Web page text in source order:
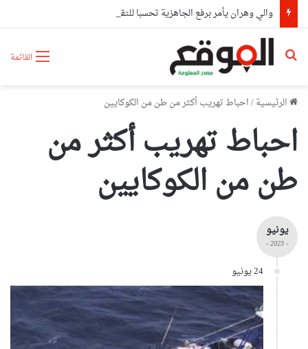
القائمة بحث عن
الرئيسية/احباط تهريب أكثر من طن من الكوكايين
احباط تهريب أكثر من
طن من الكوكايين
يونيو
- 2023 -
24 يونيو